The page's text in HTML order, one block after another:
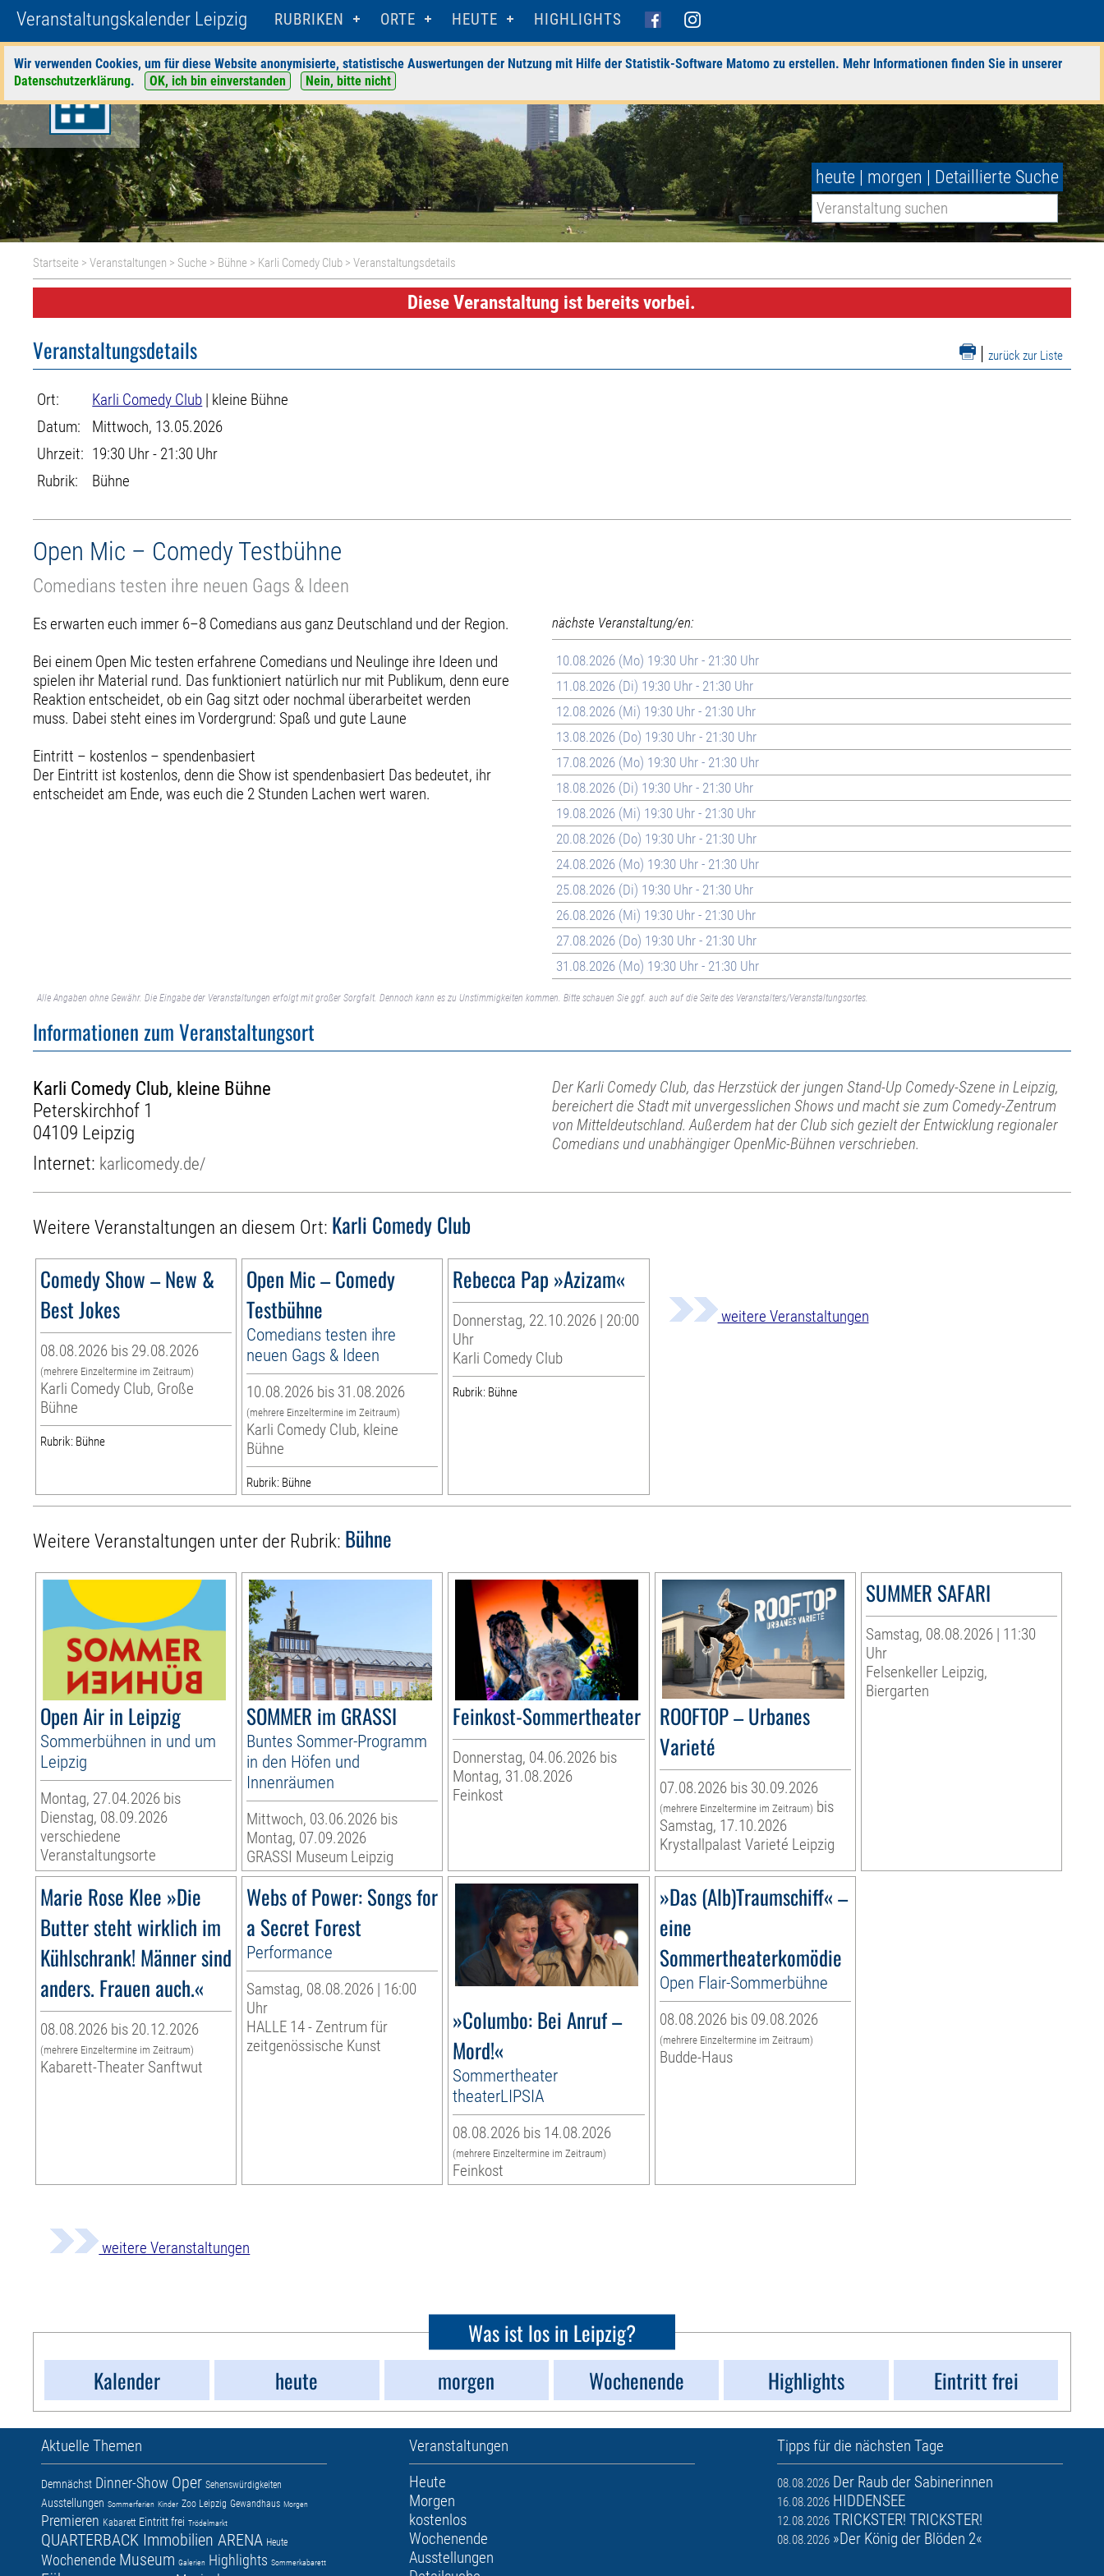
Veranstaltungskalender Leipzig RUBRIKEN ORTE HEUTE HIGHLIGHTS
Wir verwenden Cookies, um für diese Website anonymisierte, statistische Auswertungen der Nutzung mit Hilfe der Statistik-Software Matomo zu erstellen. Mehr Informationen finden Sie in unserer
Datenschutzerklärung. OK, ich bin einverstanden Nein, bitte nicht
heute | morgen | Detaillierte Suche
Startseite >Veranstaltungen > Suche > Bühne > Karli Comedy Club > Veranstaltungsdetails
Diese Veranstaltung ist bereits vorbei.
| zurück zur Liste
Veranstaltungsdetails
Ort: Karli Comedy Club | kleine Bühne
Datum:
Mittwoch, 13.05.2026
Uhrzeit: 19:30 Uhr - 21:30 Uhr
Rubrik:
Bühne
Open Mic – Comedy Testbühne
Comedians testen ihre neuen Gags & Ideen
Es erwarten euch immer 6–8 Comedians aus ganz Deutschland und der Region.
Bei einem Open Mic testen erfahrene Comedians und Neulinge ihre Ideen und
spielen ihr Material rund. Das funktioniert natürlich nur mit Publikum, denn eure
Reaktion entscheidet, ob ein Gag sitzt oder nochmal überarbeitet werden
muss. Dabei steht eines im Vordergrund: Spaß und gute Laune
Eintritt – kostenlos – spendenbasiert
Der Eintritt ist kostenlos, denn die Show ist spendenbasiert Das bedeutet, ihr
entscheidet am Ende, was euch die 2 Stunden Lachen wert waren.
nächste Veranstaltung/en:
10.08.2026 (Mo) 19:30 Uhr - 21:30 Uhr
11.08.2026 (Di) 19:30 Uhr - 21:30 Uhr
12.08.2026 (Mi) 19:30 Uhr - 21:30 Uhr
13.08.2026 (Do) 19:30 Uhr - 21:30 Uhr
17.08.2026 (Mo) 19:30 Uhr - 21:30 Uhr
18.08.2026 (Di) 19:30 Uhr - 21:30 Uhr
19.08.2026 (Mi) 19:30 Uhr - 21:30 Uhr
20.08.2026 (Do) 19:30 Uhr - 21:30 Uhr
24.08.2026 (Mo) 19:30 Uhr - 21:30 Uhr
25.08.2026 (Di) 19:30 Uhr - 21:30 Uhr
26.08.2026 (Mi) 19:30 Uhr - 21:30 Uhr
27.08.2026 (Do) 19:30 Uhr - 21:30 Uhr
31.08.2026 (Mo) 19:30 Uhr - 21:30 Uhr
Alle Angaben ohne Gewähr. Die Eingabe der Veranstaltungen erfolgt mit großer Sorgfalt. Dennoch kann es zu Unstimmigkeiten kommen. Bitte schauen Sie ggf. auch auf die Seite des Veranstalters/Veranstaltungsortes.
Informationen zum Veranstaltungsort
Karli Comedy Club, kleine Bühne
Peterskirchhof 1
04109 Leipzig
Internet: karlicomedy.de/
Der Karli Comedy Club, das Herzstück der jungen Stand-Up Comedy-Szene in Leipzig,
bereichert die Stadt mit unvergesslichen Shows und macht sie zum Comedy-Zentrum
von Mitteldeutschland. Außerdem hat der Club sich gezielt der Entwicklung regionaler
Comedians und unabhängiger OpenMic-Bühnen verschrieben.
Weitere Veranstaltungen an diesem Ort: Karli Comedy Club
Comedy Show – New &
Best Jokes
08.08.2026 bis 29.08.2026
(mehrere Einzeltermine im Zeitraum)
Karli Comedy Club, Große
Bühne
Rubrik: Bühne
Open Mic – Comedy
Testbühne
Comedians testen ihre
neuen Gags & Ideen
10.08.2026 bis 31.08.2026
(mehrere Einzeltermine im Zeitraum)
Karli Comedy Club, kleine
Bühne
Rubrik: Bühne
Rebecca Pap »Azizam«
Donnerstag, 22.10.2026 | 20:00
Uhr
Karli Comedy Club
Rubrik: Bühne
weitere Veranstaltungen
Weitere Veranstaltungen unter der Rubrik: Bühne
Open Air in Leipzig
Sommerbühnen in und um
Leipzig
Montag, 27.04.2026 bis
Dienstag, 08.09.2026
verschiedene
Veranstaltungsorte
SOMMER im GRASSI
Buntes Sommer-Programm
in den Höfen und
Innenräumen
Mittwoch, 03.06.2026 bis
Montag, 07.09.2026
GRASSI Museum Leipzig
Feinkost-Sommertheater
Donnerstag, 04.06.2026 bis
Montag, 31.08.2026
Feinkost
ROOFTOP – Urbanes
Varieté
07.08.2026 bis 30.09.2026
(mehrere Einzeltermine im Zeitraum) bis
Samstag, 17.10.2026
Krystallpalast Varieté Leipzig
SUMMER SAFARI
Samstag, 08.08.2026 | 11:30
Uhr
Felsenkeller Leipzig,
Biergarten
Marie Rose Klee »Die
Butter steht wirklich im
Kühlschrank! Männer sind
anders. Frauen auch.«
08.08.2026 bis 20.12.2026
(mehrere Einzeltermine im Zeitraum)
Kabarett-Theater Sanftwut
Webs of Power: Songs for
a Secret Forest
Performance
Samstag, 08.08.2026 | 16:00
Uhr
HALLE 14 - Zentrum für
zeitgenössische Kunst
»Columbo: Bei Anruf –
Mord!«
Sommertheater
theaterLIPSIA
08.08.2026 bis 14.08.2026
(mehrere Einzeltermine im Zeitraum)
Feinkost
»Das (Alb)Traumschiff« –
eine
Sommertheaterkomödie
Open Flair-Sommerbühne
08.08.2026 bis 09.08.2026
(mehrere Einzeltermine im Zeitraum)
Budde-Haus
weitere Veranstaltungen
Was ist los in Leipzig?
Kalender
heute morgen Wochenende Highlights Eintritt frei
Aktuelle Themen
Demnächst Dinner-Show Oper Sehenswürdigkeiten
Ausstellungen Sommerferien Kinder Zoo Leipzig Gewandhaus Morgen
Premieren Kabarett Eintritt frei Trödelmarkt
QUARTERBACK Immobilien ARENA Heute
Wochenende Museum Galerien Highlights Sommerkabarett
Veranstaltungen
Heute
Morgen
kostenlos
Wochenende
Ausstellungen
Tipps für die nächsten Tage
08.08.2026 Der Raub der Sabinerinnen
16.08.2026 HIDDENSEE
12.08.2026 TRICKSTER! TRICKSTER!
08.08.2026 »Der König der Blöden 2«